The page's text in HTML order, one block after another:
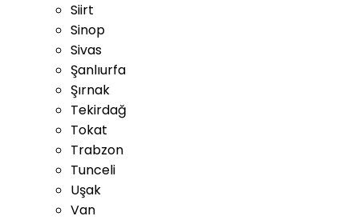
Siirt
Sinop
Sivas
Şanlıurfa
Şırnak
Tekirdağ
Tokat
Trabzon
Tunceli
Uşak
Van